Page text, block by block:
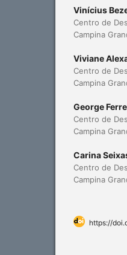
Vinícius
Centro de
Campina
Viviane
Centro de
Campina
George
Centro de
Campina
Carina
Centro de
Campina
https://